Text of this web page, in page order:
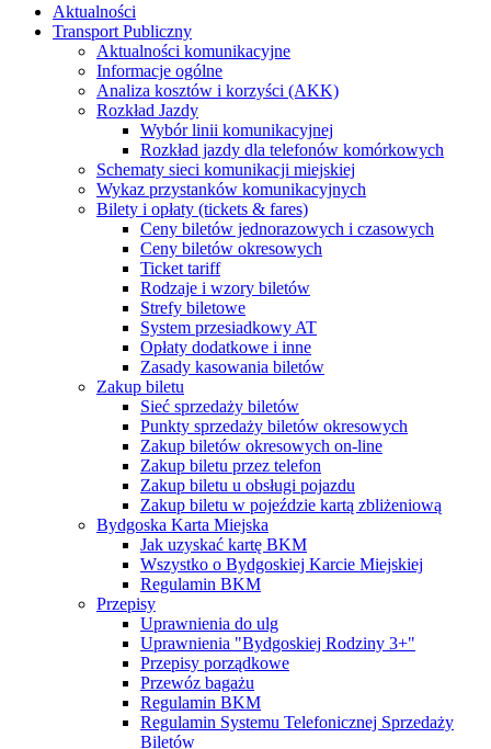
Aktualności
Transport Publiczny
Aktualności komunikacyjne
Informacje ogólne
Analiza kosztów i korzyści (AKK)
Rozkład Jazdy
Wybór linii komunikacyjnej
Rozkład jazdy dla telefonów komórkowych
Schematy sieci komunikacji miejskiej
Wykaz przystanków komunikacyjnych
Bilety i opłaty (tickets & fares)
Ceny biletów jednorazowych i czasowych
Ceny biletów okresowych
Ticket tariff
Rodzaje i wzory biletów
Strefy biletowe
System przesiadkowy AT
Opłaty dodatkowe i inne
Zasady kasowania biletów
Zakup biletu
Sieć sprzedaży biletów
Punkty sprzedaży biletów okresowych
Zakup biletów okresowych on-line
Zakup biletu przez telefon
Zakup biletu u obsługi pojazdu
Zakup biletu w pojeździe kartą zbliżeniową
Bydgoska Karta Miejska
Jak uzyskać kartę BKM
Wszystko o Bydgoskiej Karcie Miejskiej
Regulamin BKM
Przepisy
Uprawnienia do ulg
Uprawnienia "Bydgoskiej Rodziny 3+"
Przepisy porządkowe
Przewóz bagażu
Regulamin BKM
Regulamin Systemu Telefonicznej Sprzedaży
Biletów